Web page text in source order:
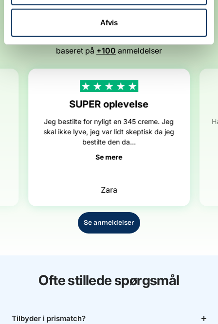
Afvis
Anbefalet af vores kunder
Fremragende4.8/ 5
baseret på +100 anmeldelser
SUPER oplevelse
Jeg bestilte for nyligt en 345 creme. Jeg
skal ikke lyve, jeg var lidt skeptisk da jeg
bestilte den da...
Se mere
Zara
Se anmeldelser
Ofte stillede spørgsmål
Tilbyder i prismatch?